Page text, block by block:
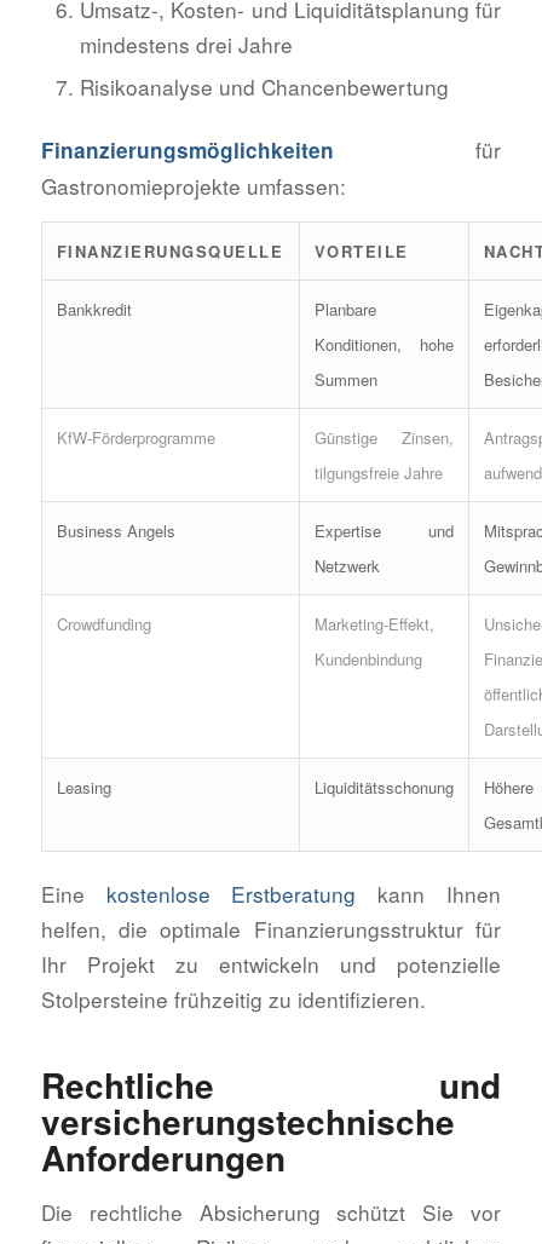
Umsatz-, Kosten- und Liquiditätsplanung für
mindestens drei Jahre
Risikoanalyse und Chancenbewertung
Finanzierungsmöglichkeiten für
Gastronomieprojekte umfassen:
FINANZIERUNGSQUELLE VORTEILE
Bankkredit
Planbare
Konditionen, hohe
Summen
KfW-Förderprogramme
Günstige Zinsen,
tilgungsfreie Jahre
Business Angels
Expertise und
Netzwerk
Crowdfunding
Marketing-Effekt,
Kundenbindung
Leasing Liquiditätsschonung
Höhere
Eine kostenlose Erstberatung kann Ihnen
helfen, die optimale Finanzierungsstruktur für
Ihr Projekt zu entwickeln und potenzielle
Stolpersteine frühzeitig zu identifizieren.
Rechtliche und
versicherungstechnische
Anforderungen
Die rechtliche Absicherung schützt Sie vor